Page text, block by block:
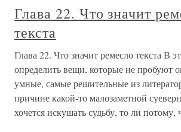
Глава 22. Что значит
текста
Глава 22. Что значит ремесло текста В
определить вещи, которые не пробуют
умные, самые решительные из
причине какой-то малозаметной
хочется искушать судьбу, то ли потому,